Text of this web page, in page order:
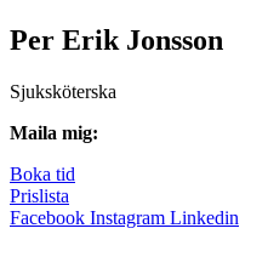
Per Erik Jonsson
Sjuksköterska
Maila mig:
Boka tid
Prislista
Facebook Instagram Linkedin